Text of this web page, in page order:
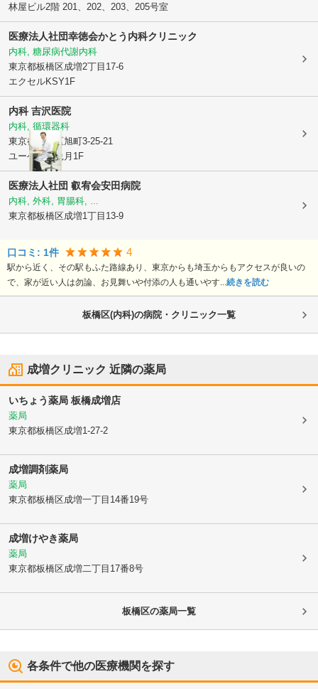
林屋ビル2階 201、202、203、205号室
医療法人社団幸徳会かとう内科クリニック
内科, 糖尿病代謝内科
東京都板橋区成増2丁目17-6
エクセルKSY1F
内科 吉沢医院
内科, 循環器科
東京都練馬区旭町3-25-21
ユーゲント兎月1F
医療法人社団 叡宥会安田病院
内科, 外科, 胃腸科, ...
東京都板橋区成増1丁目13-9
口コミ: 1件 4
駅から近く、その駅もふた路線あり、東京からも埼玉からもアクセスが良いの
で、家が近い人は勿論、お見舞いや付添の人も通いやす...続きを読む
板橋区(内科)の病院・クリニック一覧
成増クリニック 近隣の薬局
いちょう薬局 板橋成増店
薬局
東京都板橋区成増1-27-2
成増調剤薬局
薬局
東京都板橋区成増一丁目14番19号
成増けやき薬局
薬局
東京都板橋区成増二丁目17番8号
板橋区の薬局一覧
各条件で他の医療機関を探す